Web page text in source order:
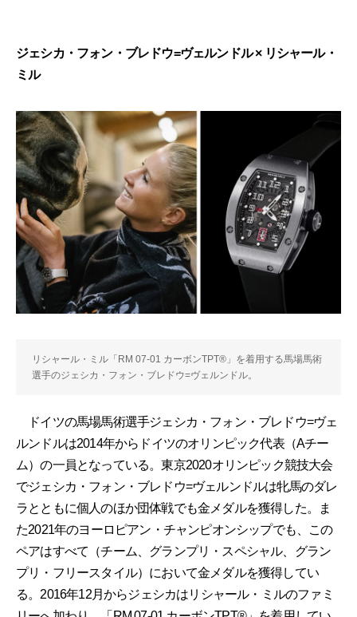
ジェシカ・フォン・ブレドウ=ヴェルンドル × リシャール・
ミル
リシャール・ミル「RM 07-01 カーボンTPT®」を着用する馬場馬術
選手のジェシカ・フォン・ブレドウ=ヴェルンドル。
ドイツの馬場馬術選手ジェシカ・フォン・ブレドウ=ヴェ
ルンドルは2014年からドイツのオリンピック代表（Aチー
ム）の一員となっている。東京2020オリンピック競技大会
でジェシカ・フォン・ブレドウ=ヴェルンドルは牝馬のダレ
ラとともに個人のほか団体戦でも金メダルを獲得した。ま
た2021年のヨーロピアン・チャンピオンシップでも、この
ペアはすべて（チーム、グランプリ・スペシャル、グラン
プリ・フリースタイル）において金メダルを獲得してい
る。2016年12月からジェシカはリシャール・ミルのファミ